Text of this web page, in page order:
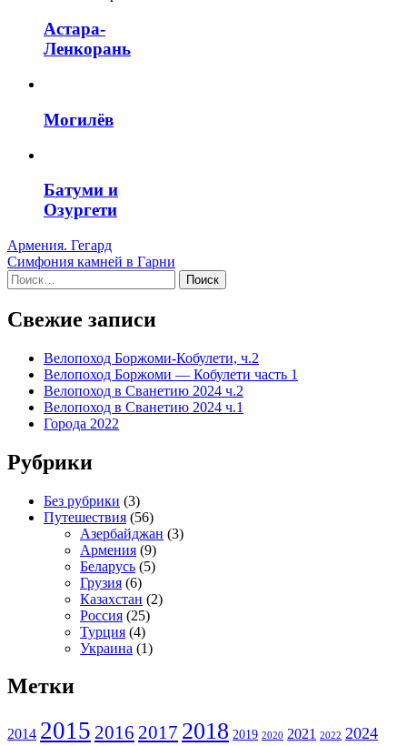
Астара-
Ленкорань
Могилёв
Батуми и
Озургети
Навигация
по
записям
Армения. Гегард
Симфония камней в Гарни
Найти:
Свежие записи
Велопоход Боржоми-Кобулети, ч.2
Велопоход Боржоми — Кобулети часть 1
Велопоход в Сванетию 2024 ч.2
Велопоход в Сванетию 2024 ч.1
Города 2022
Рубрики
Без рубрики (3)
Путешествия (56)
Азербайджан (3)
Армения (9)
Беларусь (5)
Грузия (6)
Казахстан (2)
Россия (25)
Турция (4)
Украина (1)
Метки
2014 2015 2016 2017 2018 2019 2020 2021 2022 2024